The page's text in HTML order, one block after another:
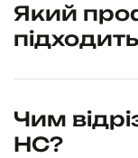
Який
Чим
НС?